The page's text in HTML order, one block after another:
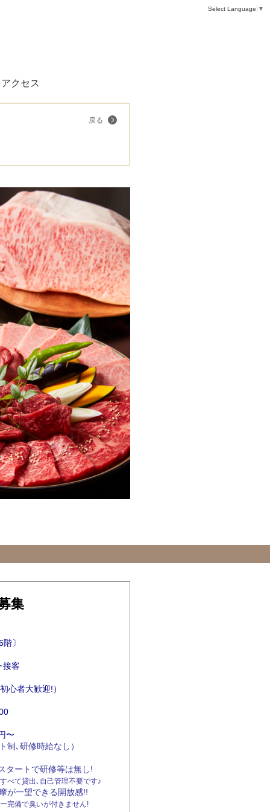
Select Language ▼
アクセス
戻る
集
〕
客
者大歓迎!）
〜
時給なし）
ートで研修等は無し!
べて貸出､自己管理不要です♪
できる開放感!!
完備で臭いが付きません!